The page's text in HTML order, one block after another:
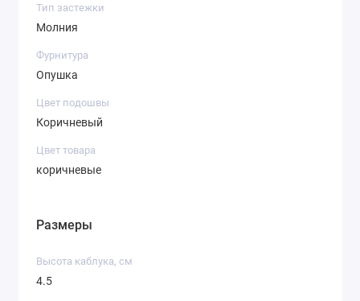
Тип застежки
Молния
Фурнитура
Опушка
Цвет подошвы
Коричневый
Цвет товара
коричневые
Размеры
Высота каблука, см
4.5